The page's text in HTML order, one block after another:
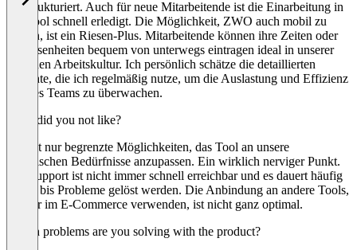
gut strukturiert. Auch für neue Mitarbeitende ist die Einarbeitung in
das Tool schnell erledigt. Die Möglichkeit, ZWO auch mobil zu
nutzen, ist ein Riesen-Plus. Mitarbeitende können ihre Zeiten oder
Abwesenheiten bequem von unterwegs eintragen ideal in unserer
hybriden Arbeitskultur. Ich persönlich schätze die detaillierten
Berichte, die ich regelmäßig nutze, um die Auslastung und Effizienz
unseres Teams zu überwachen.
What did you not like?
Es gibt nur begrenzte Möglichkeiten, das Tool an unsere
spezifischen Bedürfnisse anzupassen. Ein wirklich nerviger Punkt.
Der Support ist nicht immer schnell erreichbar und es dauert häufig
lange, bis Probleme gelöst werden. Die Anbindung an andere Tools,
die wir im E-Commerce verwenden, ist nicht ganz optimal.
Which problems are you solving with the product?